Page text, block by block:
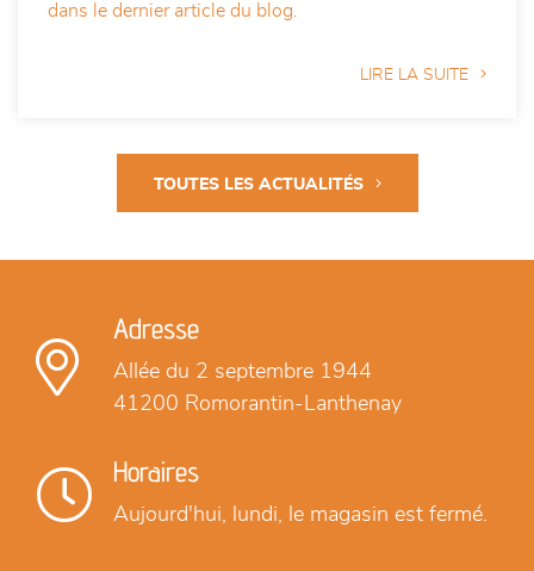
dans le dernier article du blog.
LIRE LA SUITE
TOUTES LES ACTUALITÉS
Adresse
Allée du 2 septembre 1944
41200 Romorantin-Lanthenay
Horaires
Aujourd'hui, lundi, le magasin est fermé.